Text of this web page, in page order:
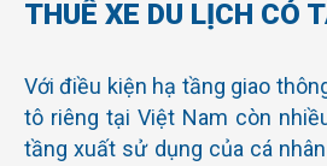
THUÊ XE DU LỊCH CÓ
Với điều kiện hạ tầng giao
tô riêng tại Việt Nam còn
tầng xuất sử dụng của cá